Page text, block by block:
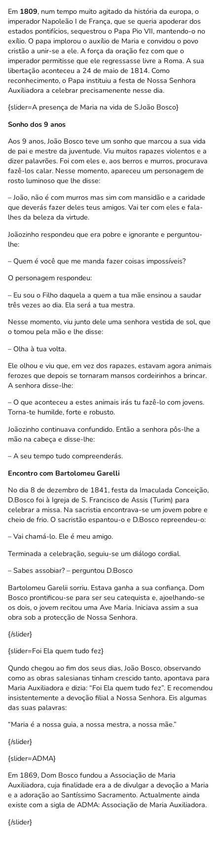
Em 1809, num tempo muito agitado da história da europa, o
imperador Napoleão I de França, que se queria apoderar dos
estados pontifícios, sequestrou o Papa Pio VII, mantendo-o no
exílio. O papa implorou o auxílio de Maria e convidou o povo
cristão a unir-se a ele. A força da oração fez com que o
imperador permitisse que ele regressasse livre a Roma. A sua
libertação aconteceu a 24 de maio de 1814. Como
reconhecimento, o Papa instituiu a festa de Nossa Senhora
Auxiliadora a celebrar precisamenente nesse dia.
{slider=A presença de Maria na vida de S.João Bosco}
Sonho dos 9 anos
Aos 9 anos, João Bosco teve um sonho que marcou a sua vida
de pai e mestre da juventude. Viu muitos rapazes violentos e a
dizer palavrões. Foi com eles e, aos berros e murros, procurava
fazê-los calar. Nesse momento, apareceu um personagem de
rosto luminoso que lhe disse:
– João, não é com murros mas sim com mansidão e a caridade
que deverás fazer deles teus amigos. Vai ter com eles e fala-
lhes da beleza da virtude.
Joãozinho respondeu que era pobre e ignorante e perguntou-
lhe:
– Quem é você que me manda fazer coisas impossíveis?
O personagem respondeu:
– Eu sou o Filho daquela a quem a tua mãe ensinou a saudar
três vezes ao dia. Ela será a tua mestra.
Nesse momento, viu junto dele uma senhora vestida de sol, que
o tomou pela mão e lhe disse:
– Olha à tua volta.
Ele olhou e viu que, em vez dos rapazes, estavam agora animais
ferozes que depois se tornaram mansos cordeirinhos a brincar.
A senhora disse-lhe:
– O que aconteceu a estes animais irás tu fazê-lo com jovens.
Torna-te humilde, forte e robusto.
Joãozinho continuava confundido. Então a senhora pôs-lhe a
mão na cabeça e disse-lhe:
– A seu tempo tudo compreenderás.
Encontro com Bartolomeu Garelli
No dia 8 de dezembro de 1841, festa da Imaculada Conceição,
D.Bosco foi à Igreja de S. Francisco de Assis (Turim) para
celebrar a missa. Na sacristia encontrava-se um jovem pobre e
cheio de frio. O sacristão espantou-o e D.Bosco repreendeu-o:
– Vai chamá-lo. Ele é meu amigo.
Terminada a celebração, seguiu-se um diálogo cordial.
– Sabes assobiar? – perguntou D.Bosco
Bartolomeu Garelii sorriu. Estava ganha a sua confiança. Dom
Bosco prontificou-se para ser seu catequista e, ajoelhando-se
os dois, o jovem recitou uma Ave Maria. Iniciava assim a sua
obra sob a protecção de Nossa Senhora.
{/slider}
{slider=Foi Ela quem tudo fez}
Qundo chegou ao fim dos seus dias, João Bosco, observando
como as obras salesianas tinham crescido tanto, apontava para
Maria Auxiliadora e dizia: “Foi Ela quem tudo fez”. E recomendou
insistentemente a devoção filial a Nossa Senhora. Eis algumas
das suas palavras:
“Maria é a nossa guia, a nossa mestra, a nossa mãe.”
{/slider}
{slider=ADMA}
Em 1869, Dom Bosco fundou a Associação de Maria
Auxiliadora, cuja finalidade era a de divulgar a devoção a Maria
e a adoração ao Santíssimo Sacramento. Actualmente ainda
existe com a sigla de ADMA: Associação de Maria Auxiliadora.
{/slider}